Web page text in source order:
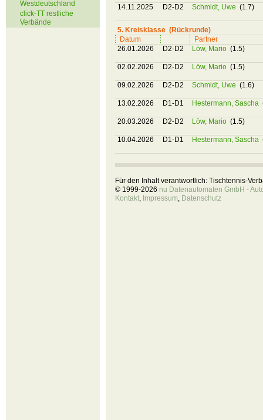
Westdeutschland
click-TT restliche
Verbände
14.11.2025 D2-D2 Schmidt, Uwe (1.7)
5. Kreisklasse (Rückrunde)
Datum
Partner
26.01.2026
D2-D2 Löw, Mario (1.5)
02.02.2026 D2-D2 Löw, Mario (1.5)
09.02.2026 D2-D2 Schmidt, Uwe (1.6)
13.02.2026 D1-D1 Hestermann, Sascha
20.03.2026 D2-D2 Löw, Mario (1.5)
10.04.2026 D1-D1 Hestermann, Sascha
Für den Inhalt verantwortlich: Tischtennis-
© 1999-2026 nu Datenautomaten GmbH -
Kontakt, Impressum, Datenschutz